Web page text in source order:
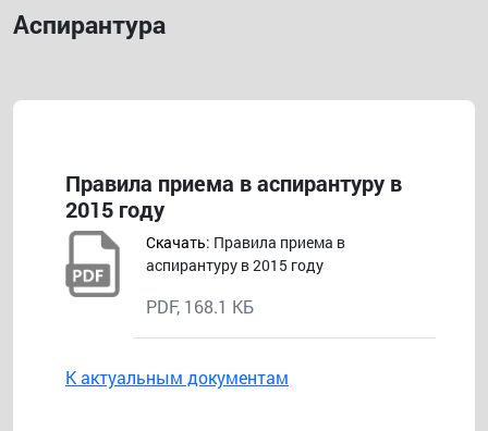
Аспирантура
Правила приема в аспирантуру в
2015 году
Скачать: Правила приема в
аспирантуру в 2015 году
PDF, 168.1 КБ
К актуальным документам